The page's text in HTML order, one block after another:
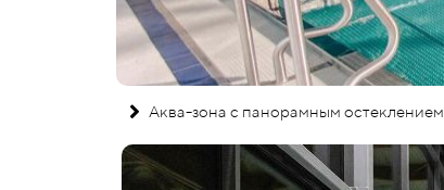
Аква-зона с панорамным остеклением